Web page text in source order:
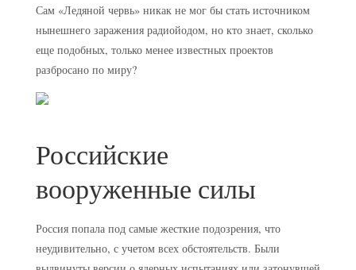
Сам «Ледяной червь» никак не мог бы стать источником
нынешнего заражения радиойодом, но кто знает, сколько
еще подобных, только менее известных проектов
разбросано по миру?
Российские
вооруженные силы
Россия попала под самые жесткие подозрения, что
неудивительно, с учетом всех обстоятельств. Были